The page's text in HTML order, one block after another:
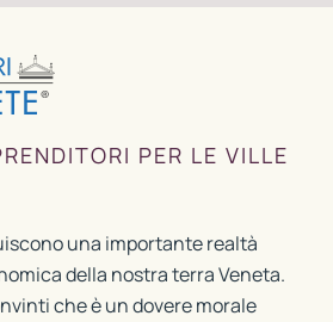
PER LE VILLE
una importante realtà
della nostra terra Veneta.
che è un dovere morale